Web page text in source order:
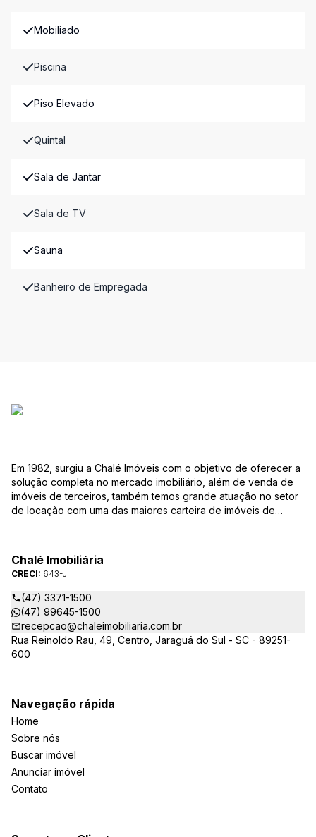
Mobiliado
Piscina
Piso Elevado
Quintal
Sala de Jantar
Sala de TV
Sauna
Banheiro de Empregada
Em 1982, surgiu a Chalé Imóveis com o objetivo de oferecer a
solução completa no mercado imobiliário, além de venda de
imóveis de terceiros, também temos grande atuação no setor
de locação com uma das maiores carteira de imóveis de
Arte Imóveis. E também reavaliamos a nossa Missão, Visão e
Valores.
Chalé Imobiliária
CRECI: 643-J
(47) 3371-1500
(47) 99645-1500
recepcao@chaleimobiliaria.com.br
Rua Reinoldo Rau, 49, Centro, Jaraguá do Sul - SC - 89251-
600
Navegação rápida
Home
Sobre nós
Buscar imóvel
Anunciar imóvel
Contato